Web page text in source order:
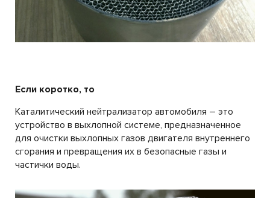
Если коротко, то
Каталитический нейтрализатор автомобиля – это
устройство в выхлопной системе, предназначенное
для очистки выхлопных газов двигателя внутреннего
сгорания и превращения их в безопасные газы и
частички воды.